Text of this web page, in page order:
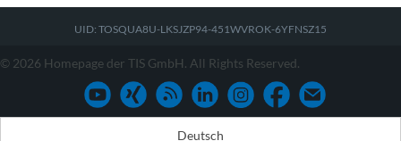
UID: TOSQUA8U-LKSJZP94-451WVROK-6YFNSZ15
© 2026 Homepage der TIS GmbH. All Rights Reserved.
Deutsch